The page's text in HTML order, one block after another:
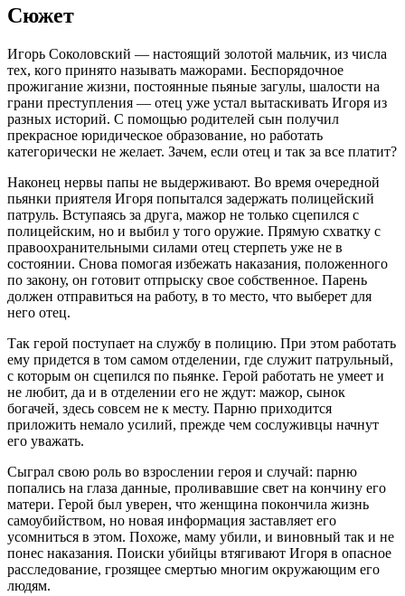
Сюжет
Игорь Соколовский — настоящий золотой мальчик, из числа
тех, кого принято называть мажорами. Беспорядочное
прожигание жизни, постоянные пьяные загулы, шалости на
грани преступления — отец уже устал вытаскивать Игоря из
разных историй. С помощью родителей сын получил
прекрасное юридическое образование, но работать
категорически не желает. Зачем, если отец и так за все платит?
Наконец нервы папы не выдерживают. Во время очередной
пьянки приятеля Игоря попытался задержать полицейский
патруль. Вступаясь за друга, мажор не только сцепился с
полицейским, но и выбил у того оружие. Прямую схватку с
правоохранительными силами отец стерпеть уже не в
состоянии. Снова помогая избежать наказания, положенного
по закону, он готовит отпрыску свое собственное. Парень
должен отправиться на работу, в то место, что выберет для
него отец.
Так герой поступает на службу в полицию. При этом работать
ему придется в том самом отделении, где служит патрульный,
с которым он сцепился по пьянке. Герой работать не умеет и
не любит, да и в отделении его не ждут: мажор, сынок
богачей, здесь совсем не к месту. Парню приходится
приложить немало усилий, прежде чем сослуживцы начнут
его уважать.
Сыграл свою роль во взрослении героя и случай: парню
попались на глаза данные, проливавшие свет на кончину его
матери. Герой был уверен, что женщина покончила жизнь
самоубийством, но новая информация заставляет его
усомниться в этом. Похоже, маму убили, и виновный так и не
понес наказания. Поиски убийцы втягивают Игоря в опасное
расследование, грозящее смертью многим окружающим его
людям.